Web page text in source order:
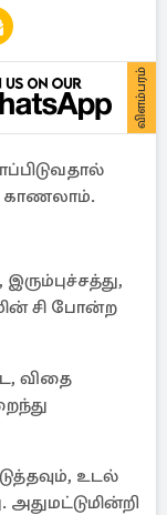
விளம்பரம்
காணலாம்.
சி போன்ற
விதை
உடல்